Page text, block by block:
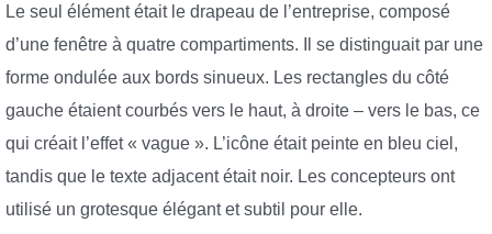
Le seul élément était le drapeau de l’entreprise, composé
d’une fenêtre à quatre compartiments. Il se distinguait par une
forme ondulée aux bords sinueux. Les rectangles du côté
gauche étaient courbés vers le haut, à droite – vers le bas, ce
qui créait l’effet « vague ». L’icône était peinte en bleu ciel,
tandis que le texte adjacent était noir. Les concepteurs ont
utilisé un grotesque élégant et subtil pour elle.